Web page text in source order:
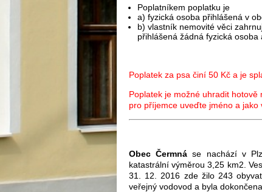
Poplatníkem poplatku je
a) fyzická osoba přihlášená v
b) vlastník nemovité věci
přihlášená žádná fyzická
Poplatek za psa činí 50 Kč a je
Poplatek je možné uhradit
pro příjemce uveďte jméno a jako
Obec Čermná se nachází v
katastrální výměrou 3,25 km2 .
31. 12. 2016 zde žilo 243
veřejný vodovod a byla